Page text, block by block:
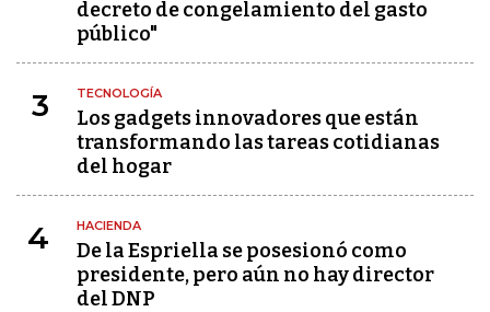
decreto de congelamiento del gasto
público"
3 TECNOLOGÍA
Los gadgets innovadores que están
transformando las tareas cotidianas
del hogar
4 HACIENDA
De la Espriella se posesionó como
presidente, pero aún no hay director
del DNP